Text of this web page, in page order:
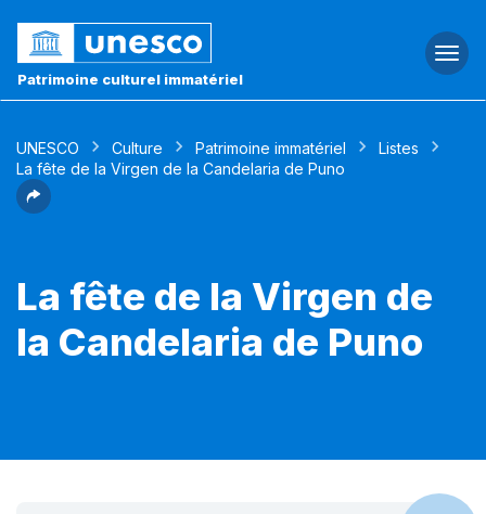
Patrimoine culturel immatériel
UNESCO Culture Patrimoine immatériel
Listes
La fête de la Virgen de la Candelaria de Puno
La fête de la Virgen de
la Candelaria de Puno